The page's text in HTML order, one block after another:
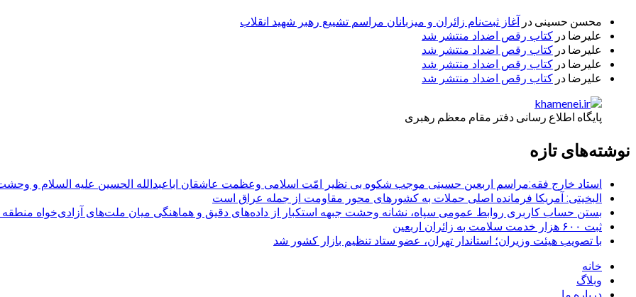
محسن حسینی در آغاز ثبت‌نام زائران و میزبانان مراسم تشییع رهبر شهید انقلاب
علیرضا در کتاب رقص اضداد منتشر شد
علیرضا در کتاب رقص اضداد منتشر شد
علیرضا در کتاب رقص اضداد منتشر شد
علیرضا در کتاب رقص اضداد منتشر شد
پایگاه اطلاع رسانی دفتر مقام معظم رهبری
نوشته‌های تازه
استاد خارج فقه:مراسم اربعین حسینی موجب شکوه بی نظیر امّت اسلامی وعظمت عاشقان اباعبدالله الحسین علیه السلام و
البخیتی: آمریکا فرمانده اصلی حملات به کشورهای محور مقاومت از جمله عراق است
بستن حساب کاربری روابط عمومی سپاه، نشانه‌ وحشت جبهه استکبار از داده‌های دقیق و هماهنگی میان ملت‌های آزادی‌خواه
ثبت ۶۰۰ هزار خدمت سلامت به زائران اربعین
با تصویب هیئت وزیران؛ استاندار تهران، عضو ستاد تنظیم بازار کشور شد
خانه
وبلاگ
درباره ما